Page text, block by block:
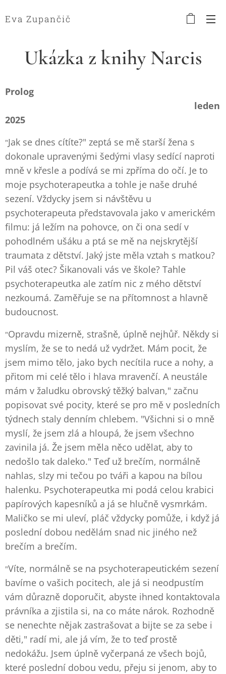
Eva Zupančič
Ukázka z knihy Narcis
Prolog
leden
2025
"Jak se dnes cítíte?" zeptá se mě starší žena s
dokonale upravenými šedými vlasy sedící naproti
mně v křesle a podívá se mi zpříma do očí. Je to
moje psychoterapeutka a tohle je naše druhé
sezení. Vždycky jsem si návštěvu u
psychoterapeuta představovala jako v americkém
filmu: já ležím na pohovce, on či ona sedí v
pohodlném ušáku a ptá se mě na nejskrytější
traumata z dětství. Jaký jste měla vztah s matkou?
Pil váš otec? Šikanovali vás ve škole? Tahle
psychoterapeutka ale zatím nic z mého dětství
nezkoumá. Zaměřuje se na přítomnost a hlavně
budoucnost.
"Opravdu mizerně, strašně, úplně nejhůř. Někdy si
myslím, že se to nedá už vydržet. Mám pocit, že
jsem mimo tělo, jako bych necítila ruce a nohy, a
přitom mi celé tělo i hlava mravenčí. A neustále
mám v žaludku obrovský těžký balvan," začnu
popisovat své pocity, které se pro mě v posledních
týdnech staly denním chlebem. "Všichni si o mně
myslí, že jsem zlá a hloupá, že jsem všechno
zavinila já. Že jsem měla něco udělat, aby to
nedošlo tak daleko." Teď už brečím, normálně
nahlas, slzy mi tečou po tváři a kapou na bílou
halenku. Psychoterapeutka mi podá celou krabici
papírových kapesníků a já se hlučně vysmrkám.
Maličko se mi uleví, pláč vždycky pomůže, i když já
poslední dobou nedělám snad nic jiného než
brečím a brečím.
"Víte, normálně se na psychoterapeutickém sezení
bavíme o vašich pocitech, ale já si neodpustím
vám důrazně doporučit, abyste ihned kontaktovala
právníka a zjistila si, na co máte nárok. Rozhodně
se nenechte nějak zastrašovat a bijte se za sebe i
děti," radí mi, ale já vím, že to teď prostě
nedokážu. Jsem úplně vyčerpaná ze všech bojů,
které poslední dobou vedu, přeju si jenom, aby to